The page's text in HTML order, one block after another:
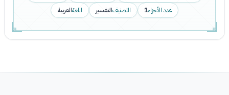
عدد الأجزاء1 التصنيفالتفسير اللغةالعربية